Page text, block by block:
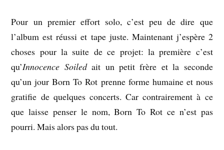
Pour un premier effort solo, c’est peu de dire que
l’album est réussi et tape juste. Maintenant j’espère 2
choses pour la suite de ce projet: la première c’est
qu’Innocence Soiledait un petit frère et la seconde
qu’un jour Born To Rot prenne forme humaine et nous
gratifie de quelques concerts. Car contrairement à ce
que laisse penser le nom, Born To Rot ce n’est pas
pourri. Mais alors pas du tout.